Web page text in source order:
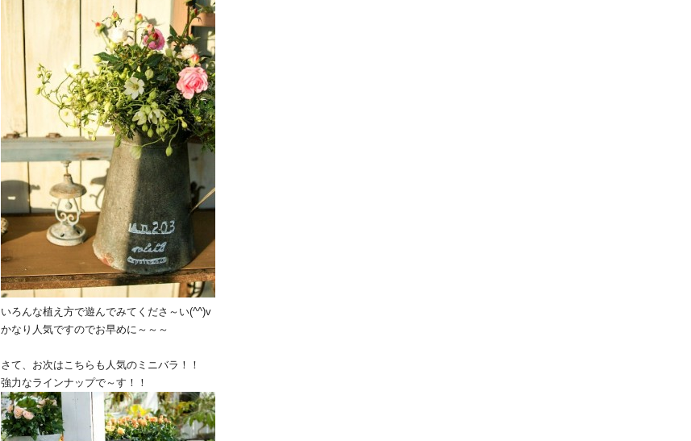
いろんな植え方で遊んでみてくださ～い(^^)v
かなり人気ですのでお早めに～～～
さて、お次はこちらも人気のミニバラ！！
強力なラインナップで～す！！